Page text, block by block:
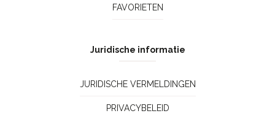
FAVORIETEN
Juridische informatie
JURIDISCHE VERMELDINGEN
PRIVACYBELEID